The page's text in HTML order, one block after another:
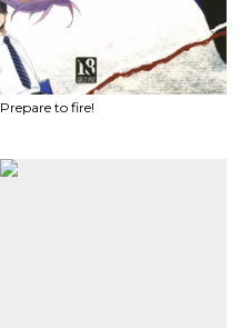
Prepare to fire!